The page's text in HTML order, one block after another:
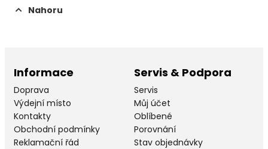
Nahoru
Informace
Doprava
Výdejní místo
Kontakty
Obchodní podmínky
Reklamační řád
Servis & Podpora
Servis
Můj účet
Oblíbené
Porovnání
Stav objednávky